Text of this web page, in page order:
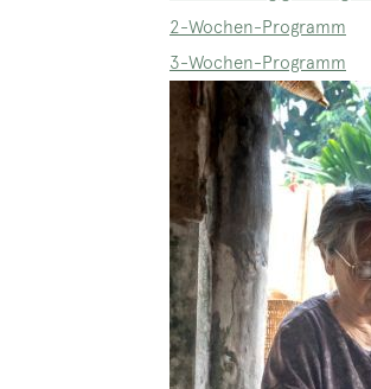
2-Wochen-Programm
3-Wochen-Programm